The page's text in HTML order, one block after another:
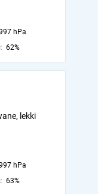
hPa
62%
lekki
hPa
63%